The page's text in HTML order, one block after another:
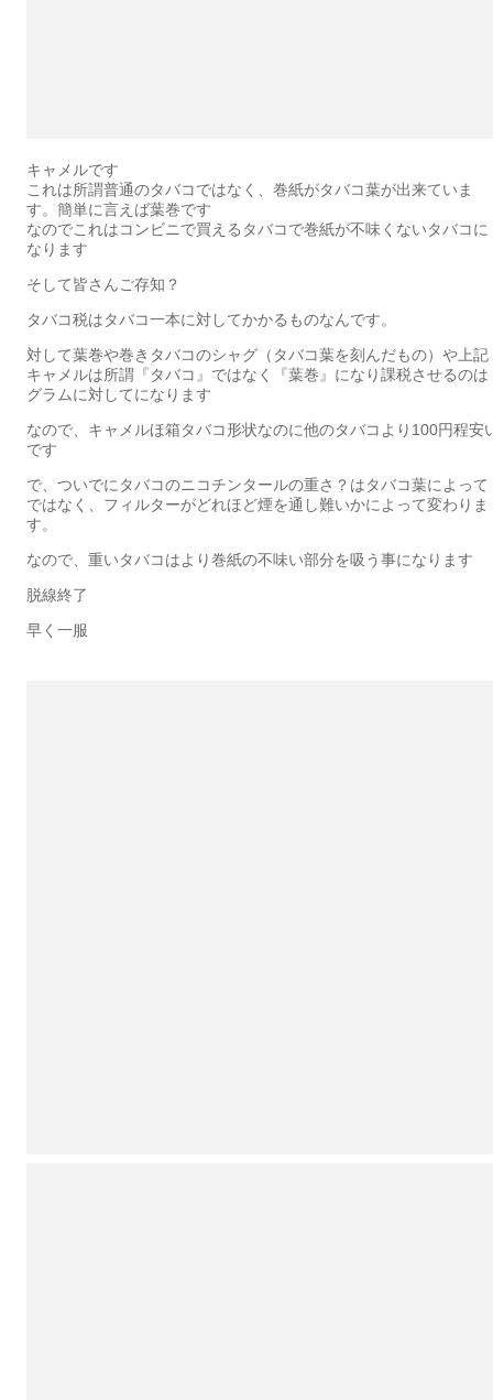
キャメルです
これは所謂普通のタバコではなく、巻紙がタバコ葉が出来ていま
す。簡単に言えば葉巻です
なのでこれはコンビニで買えるタバコで巻紙が不味くないタバコに
なります
そして皆さんご存知？
タバコ税はタバコ一本に対してかかるものなんです。
対して葉巻や巻きタバコのシャグ（タバコ葉を刻んだもの）や上記
キャメルは所謂『タバコ』ではなく『葉巻』になり課税させるのは
グラムに対してになります
なので、キャメルほ箱タバコ形状なのに他のタバコより100円程安
です
で、ついでにタバコのニコチンタールの重さ？はタバコ葉によって
ではなく、フィルターがどれほど煙を通し難いかによって変わりま
す。
なので、重いタバコはより巻紙の不味い部分を吸う事になります
脱線終了
早く一服